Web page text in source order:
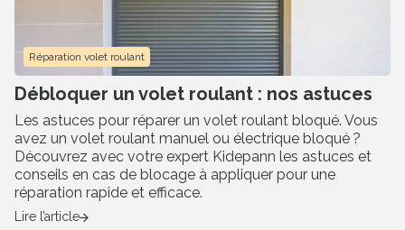
Réparation volet roulant
Débloquer un volet roulant : nos astuces
Les astuces pour réparer un volet roulant bloqué. Vous
avez un volet roulant manuel ou électrique bloqué ?
Découvrez avec votre expert Kidepann les astuces et
conseils en cas de blocage à appliquer pour une
réparation rapide et efficace.
Lire l’article